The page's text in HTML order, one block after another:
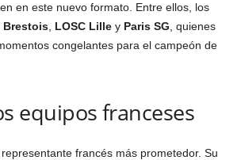
en este nuevo formato. Entre ellos, los
Brestois, LOSC Lilley Paris SG , quienes
congelantes para el campeón de
equipos franceses
francés más prometedor. Su